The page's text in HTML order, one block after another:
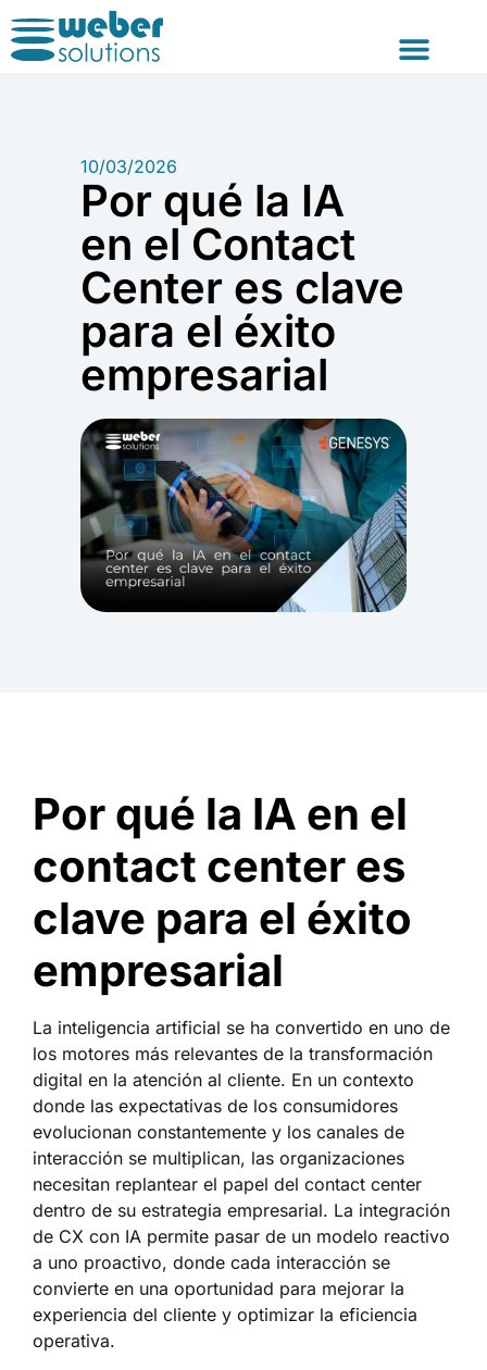
10/03/2026
Por qué la IA
en el Contact
Center es clave
para el éxito
empresarial
Por qué la IA en el
contact center es
clave para el éxito
empresarial
La inteligencia artificial se ha convertido en uno de
los motores más relevantes de la transformación
digital en la atención al cliente. En un contexto
donde las expectativas de los consumidores
evolucionan constantemente y los canales de
interacción se multiplican, las organizaciones
necesitan replantear el papel del contact center
dentro de su estrategia empresarial. La integración
de CX con IA permite pasar de un modelo reactivo
a uno proactivo, donde cada interacción se
convierte en una oportunidad para mejorar la
experiencia del cliente y optimizar la eficiencia
operativa.